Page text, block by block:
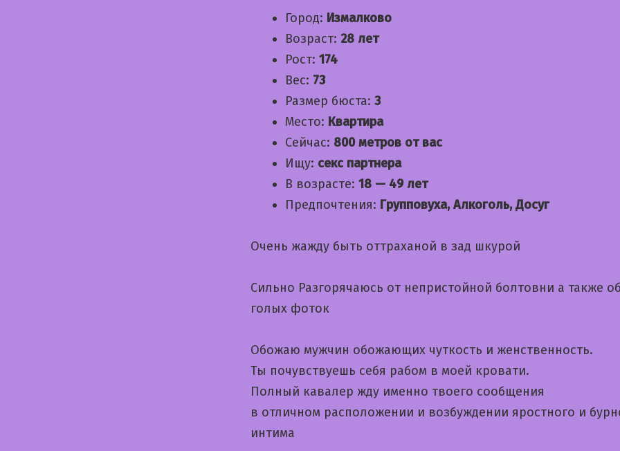
Город: Измалково
Возраст: 28 лет
Рост: 174
Вес: 73
Размер бюста: 3
Место: Квартира
Сейчас: 800 метров от вас
Ищу: секс партнера
В возрасте: 18 — 49 лет
Предпочтения: Групповуха, Алкоголь, Досуг
Очень жажду быть оттраханой в зад шкурой
Сильно Разгорячаюсь от непристойной болтовни а также
голых фоток
Обожаю мужчин обожающих чуткость и женственность.
Ты почувствуешь себя рабом в моей кровати.
Полный кавалер жду именно твоего сообщения
в отличном расположении и возбуждении яростного и
интима